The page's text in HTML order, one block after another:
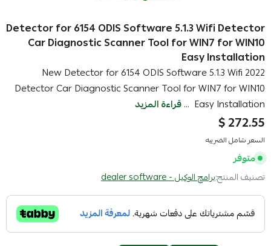
Detector for 6154 ODIS Software 5.1.3 Wifi Detector
Car Diagnostic Scanner Tool for WIN7 for WIN10
Easy Installation
2022 New Detector for 6154 ODIS Software 5.1.3 Wifi
Detector Car Diagnostic Scanner Tool for WIN7 for WIN10
Easy Installation ...
قراءة المزيد
272.55 $
السعر شامل الضريبه
متوفر
تصنيف المنتج:برامج الوكيل - dealer software